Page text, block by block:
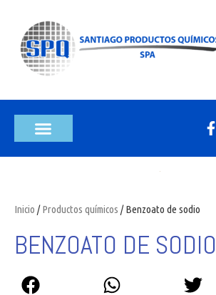
Inicio /Productos químicos / Benzoato de sodio
BENZOATO DE SODIO